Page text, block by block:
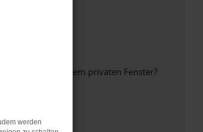
oder in einem privaten Fenster?
werden